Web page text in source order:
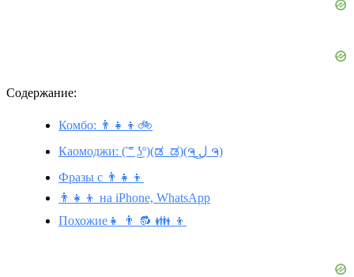
Содержание:
Комбо: 👨‍👧‍👦🚲
Каомоджи: (͝ ° ͜ʖº)(ಡ_ಡ)(ຈ ل͜ ຈ)
Фразы с 👨‍👧‍👦
👨‍👧‍👦 на iPhone, WhatsApp
Похожие👧 👨 🔂 👪 👦